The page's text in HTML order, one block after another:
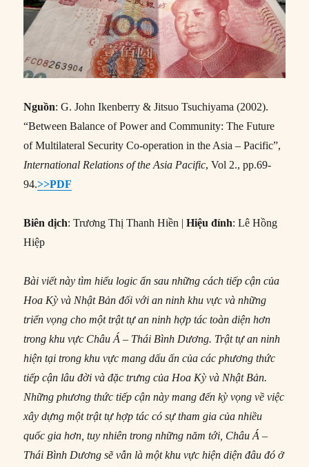
Nguồn: G. John Ikenberry & Jitsuo Tsuchiyama (2002).
“Between Balance of Power and Community: The Future
of Multilateral Security Co-operation in the Asia – Pacific”,
International Relations of the Asia Pacific, Vol 2., pp.69-
94.>>PDF
Biên dịch: Trương Thị Thanh Hiền |Hiệu đính: Lê Hồng
Hiệp
Bài viết này tìm hiểu logic ẩn sau những cách tiếp cận của
Hoa Kỳ và Nhật Bản đối với an ninh khu vực và những
triển vọng cho một trật tự an ninh hợp tác toàn diện hơn
trong khu vực Châu Á – Thái Bình Dương. Trật tự an ninh
hiện tại trong khu vực mang dấu ấn của các phương thức
tiếp cận lâu đời và đặc trưng của Hoa Kỳ và Nhật Bản.
Những phương thức tiếp cận này mang đến kỳ vọng về việc
xây dựng một trật tự hợp tác có sự tham gia của nhiều
quốc gia hơn, tuy nhiên trong những năm tới, Châu Á –
Thái Bình Dương sẽ vẫn là một khu vực hiện diện đâu đó ở